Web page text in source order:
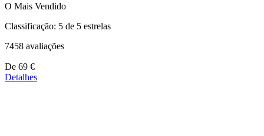
O Mais Vendido
Classificação: 5 de 5 estrelas
7458 avaliações
Preços
a
De 69 €
Detalhes